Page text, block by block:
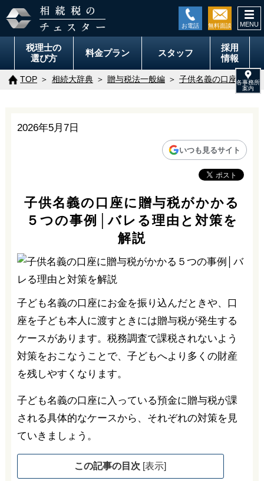
税理士の
選び方
料金プラン スタッフ
採用
情報
TOP 相続大辞典 贈与税法一般編 子供名義の口座に贈
2026年5月7日
いつも見るサイト
子供名義の口座に贈与税がかかる
５つの事例│バレる理由と対策を
解説
子ども名義の口座にお金を振り込んだときや、口
座を子ども本人に渡すときには贈与税が発生する
ケースがあります。税務調査で課税されないよう
対策をおこなうことで、子どもへより多くの財産
を残しやすくなります。
子ども名義の口座に入っている預金に贈与税が課
される具体的なケースから、それぞれの対策を見
ていきましょう。
この記事の目次 [表示]